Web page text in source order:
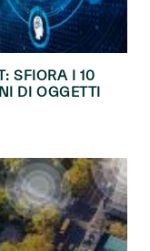
SFIORA I 10
DI OGGETTI